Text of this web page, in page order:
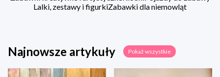
Lalki, zestawy i figurkiZabawki dla niemowląt
Najnowsze artykuły Pokaż wszystkie